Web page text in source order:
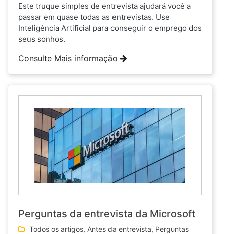
Este truque simples de entrevista ajudará você a
passar em quase todas as entrevistas. Use
Inteligência Artificial para conseguir o emprego dos
seus sonhos.
Consulte Mais informação
Perguntas da entrevista da Microsoft
Todos os artigos, Antes da entrevista, Perguntas